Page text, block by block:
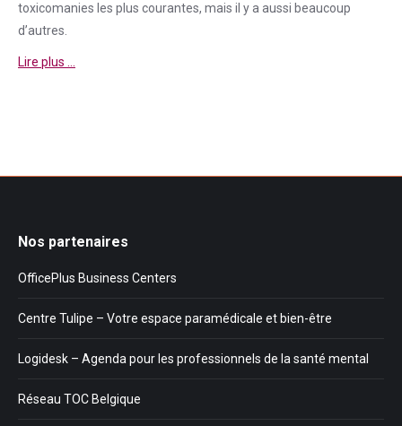
toxicomanies les plus courantes, mais il y a aussi beaucoup
d’autres.
Lire plus …
Nos partenaires
OfficePlus Business Centers
Centre Tulipe – Votre espace paramédicale et bien-être
Logidesk – Agenda pour les professionnels de la santé mental
Réseau TOC Belgique